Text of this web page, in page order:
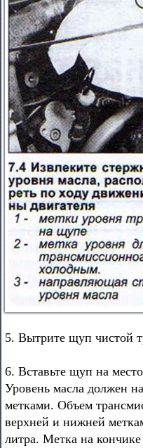
5. Вытрите щуп чистой
6. Вставьте щуп на
Уровень масла должен
метками. Объем
верхней и нижней
литра. Метка на